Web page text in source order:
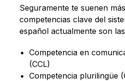
Seguramente te suenen
competencias clave del
español actualmente son
Competencia en
(CCL)
Competencia plurilingüe